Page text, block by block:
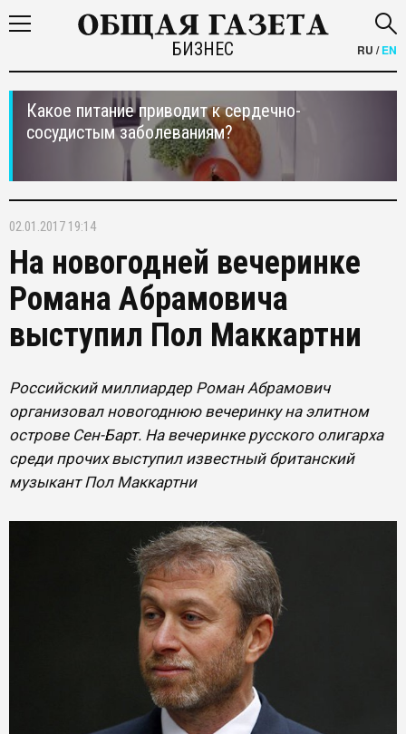
БИЗНЕС RU /EN
Какое питание приводит к сердечно-
сосудистым заболеваниям?
02.01.2017 19:14
На новогодней вечеринке
Романа Абрамовича
выступил Пол Маккартни
Российский миллиардер Роман Абрамович
организовал новогоднюю вечеринку на элитном
острове Сен-Барт. На вечеринке русского олигарха
среди прочих выступил известный британский
музыкант Пол Маккартни